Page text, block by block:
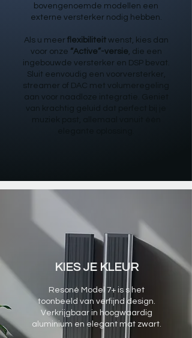
bovengenoemde modellen een
externe versterker nodig hebben.
Als u meerflexibiliteit wenst, kies dan
voor onze “Active”-versie, die een
ingebouwde versterker en DSP bevat.
Sluit eenvoudig een voorversterker,
streamer of DAC met volumeregeling
aan voor naadloze integratie. Geniet
van krachtig geluid dat perfect bij je
KIES JE KLEUR
Resoné Model 7+ is s het
toonbeeld van verfijnd design.
Verkrijgbaar in hoogwaardig
aluminium en elegant mat zwart.